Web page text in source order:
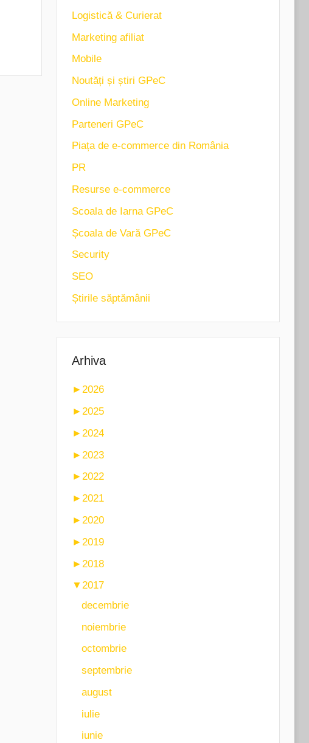
Logistică & Curierat
Marketing afiliat
Mobile
Noutăți și știri GPeC
Online Marketing
Parteneri GPeC
Piața de e-commerce din România
PR
Resurse e-commerce
Scoala de Iarna GPeC
Școala de Vară GPeC
Security
SEO
Știrile săptămânii
Arhiva
► 2026
► 2025
► 2024
► 2023
► 2022
► 2021
► 2020
► 2019
► 2018
▼2017
decembrie
noiembrie
octombrie
septembrie
august
iulie
iunie